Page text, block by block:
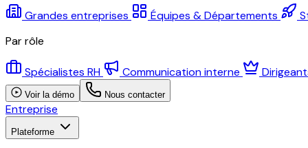
Grandes entreprises Équipes & Départements
Par rôle
Spécialistes RH Communication interne
Voir la démo Nous contacter
Entreprise
Plateforme